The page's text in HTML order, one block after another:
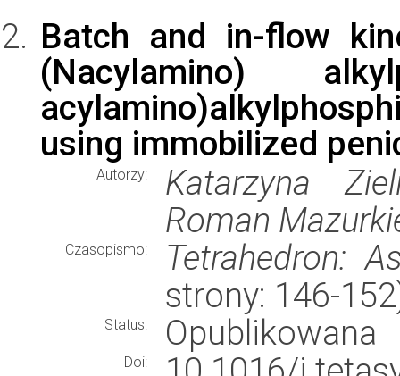
Batch and in-flow
(Nacylamino)
using immobilized
Autorzy:
Katarzyna
Roman
Czasopismo:
Tetrahedron:
strony: 146-
Status: Opublikowana
Doi: